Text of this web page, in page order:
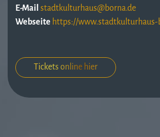
E-Mail
Webseite https://www.stadtkulturhaus-
Tickets online hier